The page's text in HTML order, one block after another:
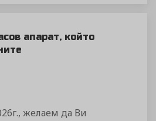
апарат, който
желаем да Ви